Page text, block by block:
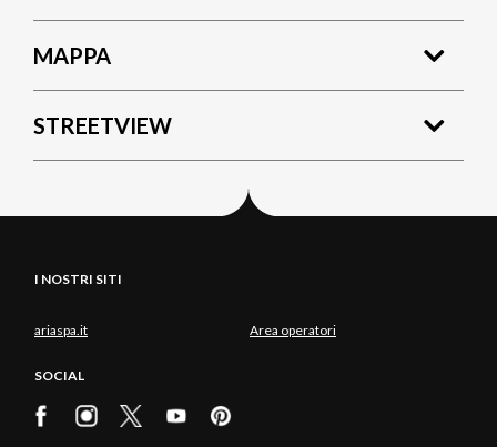
MAPPA
STREETVIEW
I NOSTRI SITI
ariaspa.it Area operatori
SOCIAL